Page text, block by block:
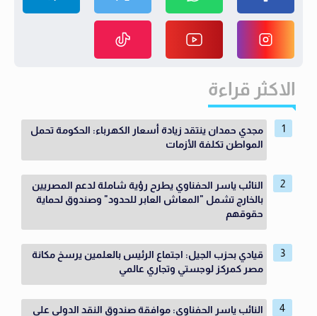
الاكثر قراءة
مجدي حمدان ينتقد زيادة أسعار الكهرباء: الحكومة تحمل
المواطن تكلفة الأزمات
النائب ياسر الحفناوي يطرح رؤية شاملة لدعم المصريين
بالخارج تشمل "المعاش العابر للحدود" وصندوق لحماية
حقوقهم
قيادي بحزب الجيل: اجتماع الرئيس بالعلمين يرسخ مكانة
مصر كمركز لوجستي وتجاري عالمي
النائب ياسر الحفناوي: موافقة صندوق النقد الدولي على